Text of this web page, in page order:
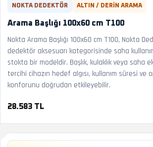
NOKTA DEDEKTÖR ALTIN / DERIN ARAMA
Arama Başlığı 100x60 cm T100
Nokta Arama Başlığı 100x60 cm T100, Nokta
dedektör aksesuarı kategorisinde saha
stokta bir modeldir. Başlık, kulaklık veya saha
tercihi cihazın hedef algısı, kullanım süresi ve
konforunu doğrudan etkileyebilir.
28.583 TL